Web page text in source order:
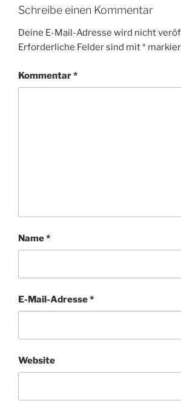
Schreibe einen Kommentar
Deine E-Mail-Adresse wird nicht
Erforderliche Felder sind mit*
Kommentar*
Name*
E-Mail-Adresse*
Website